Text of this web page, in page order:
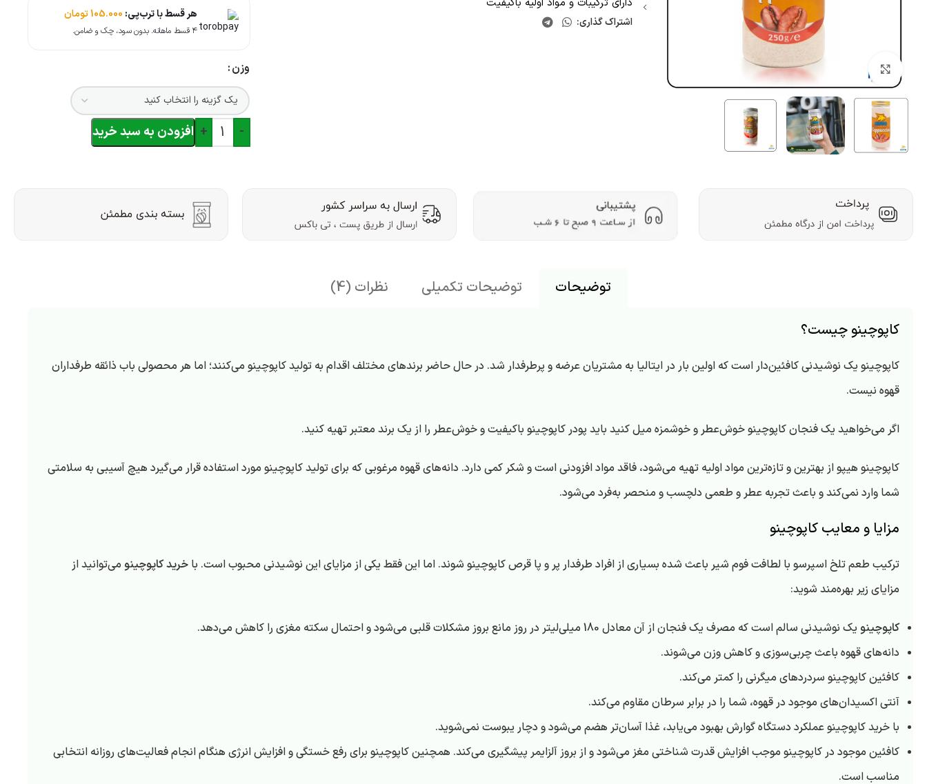
بزرگنمایی تصویر
اشتراک گذاری:
هر قسط با ترب‌پی: 105.000تومان
۴ قسط ماهانه. بدون سود، چک و ضامن.
وزن
-
+ افزودن به سبد خرید
توضیحات توضیحات تکمیلی نظرات (4)
کاپوچینو چیست؟
کاپوچینو یک نوشیدنی کافئین‌دار است که اولین بار در ایتالیا به مشتریان عرضه و پرطرفدار شد. در حال حاضر برندهای مختلف اقدام به تولید کاپوچینو می‌کنند؛ اما هر محصولی باب ذائقه طرفداران
قهوه نیست.
اگر می‌خواهید یک فنجان کاپوچینو خوش‌عطر و خوشمزه میل کنید باید پودر کاپوچینو باکیفیت و خوش‌عطر را از یک برند معتبر تهیه کنید.
کاپوچینو هیپو از بهترین و تازه‌ترین مواد اولیه تهیه می‌شود، فاقد مواد افزودنی است و شکر کمی دارد. دانه‌های قهوه مرغوبی که برای تولید کاپوچینو مورد استفاده قرار می‌گیرد هیچ آسیبی به سلامتی
شما وارد نمی‌کند و باعث تجربه عطر و طعمی دلچسب و منحصر به‌فرد می‌شود.
مزایا و معایب کاپوچینو
ترکیب طعم تلخ اسپرسو با لطافت فوم شیر باعث شده بسیاری از افراد طرفدار پر و پا قرص کاپوچینو شوند. اما این فقط یکی از مزایای این نوشیدنی محبوب است. با خرید کاپوچینو می‌توانید از
مزایای زیر بهره‌مند شوید:
کاپوچینو یک نوشیدنی سالم است که مصرف یک فنجان از آن معادل 180 میلی‌لیتر در روز مانع بروز مشکلات قلبی می‌شود و احتمال سکته مغزی را کاهش می‌دهد.
دانه‌های قهوه باعث چربی‌سوزی و کاهش وزن می‌شوند.
کافئین کاپوچینو سردردهای میگرنی را کمتر می‌کند.
آنتی اکسیدان‌های موجود در قهوه، شما را در برابر سرطان مقاوم می‌کند.
با خرید کاپوچینو عملکرد دستگاه گوارش بهبود می‌یابد، غذا آسان‌تر هضم می‌شود و دچار یبوست نمی‌شوید.
کافئین موجود در کاپوچینو موجب افزایش قدرت شناختی مغز می‌شود و از بروز آلزایمر پیشگیری می‌کند. همچنین کاپوچینو برای رفع خستگی و افزایش انرژی هنگام انجام فعالیت‌های روزانه انتخابی
مناسب است.